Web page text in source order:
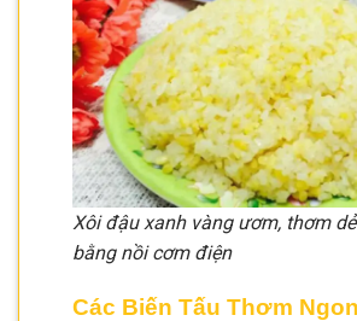
Xôi đậu xanh vàng ươm, thơm
bằng nồi cơm điện
Các Biến Tấu Thơm